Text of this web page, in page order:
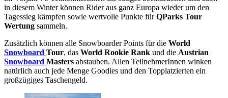
in diesem Winter können Rider aus ganz Europa wieder um den
Tagessieg kämpfen sowie wertvolle Punkte fürQParks Tour
Wertung sammeln.
Zusätzlich können alle Snowboarder Points für die World
Snowboard Tour, das World Rookie Rank und die Austrian
Snowboard Masters abstauben. Allen TeilnehmerInnen winken
natürlich auch jede Menge Goodies und den Topplatzierten ein
großzügiges Taschengeld.